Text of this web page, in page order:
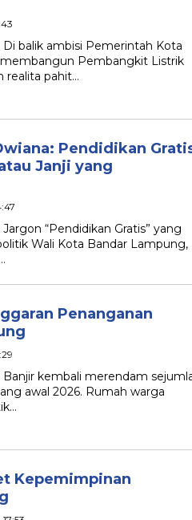
balik ambisi Pemerintah Kota
Pembangkit Listrik
realita pahit…
Pendidikan
Janji yang
“Pendidikan Gratis” yang
Wali Kota Bandar Lampung,
Penanganan
kembali merendam
awal 2026. Rumah warga
Kepemimpinan